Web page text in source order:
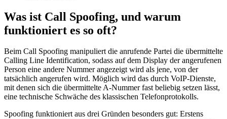
Was ist Call Spoofing, und warum
funktioniert es so oft?
Beim Call Spoofing manipuliert die anrufende Partei die übermittelte
Calling Line Identification, sodass auf dem Display der angerufenen
Person eine andere Nummer angezeigt wird als jene, von der
tatsächlich angerufen wird. Möglich wird das durch VoIP-Dienste,
mit denen sich die übermittelte A-Nummer fast beliebig setzen lässt,
eine technische Schwäche des klassischen Telefonprotokolls.
Spoofing funktioniert aus drei Gründen besonders gut: Erstens